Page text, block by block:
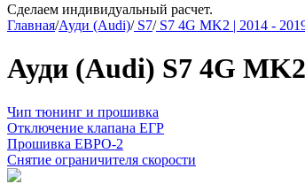
Сделаем индивидуальный расчет.
Главная/Ауди (Audi)/S7/S7 4G MK2 | 2014 -
Ауди (Audi) S7 4G
Чип тюнинг и прошивка
Отключение клапана ЕГР
Прошивка ЕВРО-2
Снятие ограничителя скорости